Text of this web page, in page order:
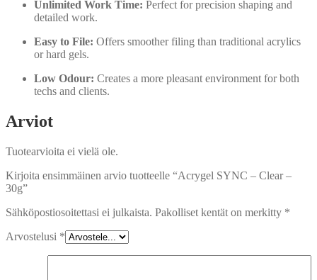
Unlimited Work Time: Perfect for precision shaping and
detailed work.
Easy to File: Offers smoother filing than traditional acrylics
or hard gels.
Low Odour: Creates a more pleasant environment for both
techs and clients.
Arviot
Tuotearvioita ei vielä ole.
Kirjoita ensimmäinen arvio tuotteelle “Acrygel SYNC – Clear –
30g”
Sähköpostiosoitettasi ei julkaista. Pakolliset kentät on merkitty *
Arvostelusi *